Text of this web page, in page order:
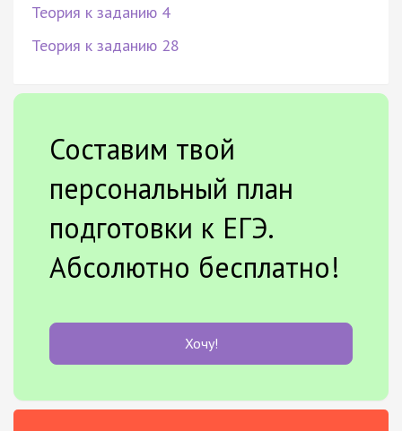
Теория к заданию 4
Теория к заданию 28
Составим твой
персональный план
подготовки к ЕГЭ.
Абсолютно бесплатно!
Хочу!